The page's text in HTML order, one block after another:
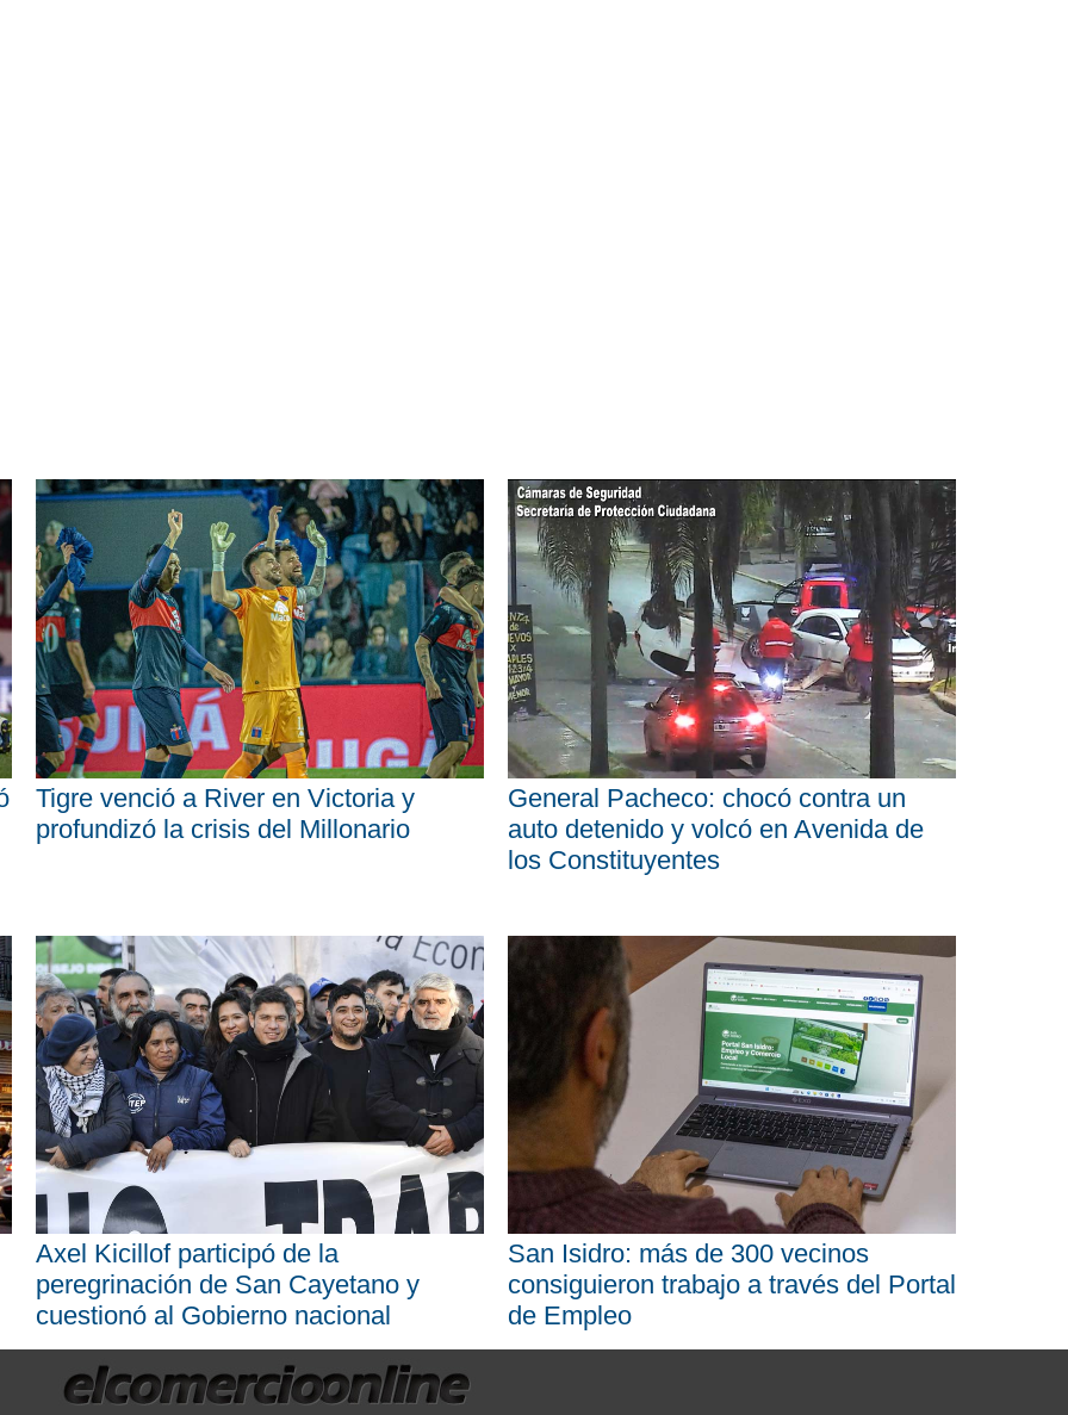
Tigre venció a River en Victoria y
profundizó la crisis del Millonario
General Pacheco: chocó contra un
auto detenido y volcó en Avenida de
los Constituyentes
Axel Kicillof participó de la
peregrinación de San Cayetano y
cuestionó al Gobierno nacional
San Isidro: más de 300 vecinos
consiguieron trabajo a través del Portal
de Empleo